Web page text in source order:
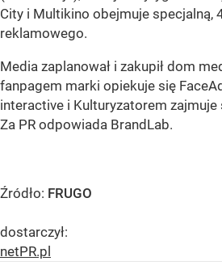
City i Multikino obejmuje specjalną,
reklamowego.
Media zaplanował i zakupił dom
fanpagem marki opiekuje się
interactive i Kulturyzatorem
Za PR odpowiada BrandLab.
Źródło: FRUGO
dostarczył:
netPR.pl